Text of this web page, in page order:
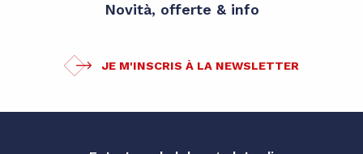
Novità, offerte & info
JE M'INSCRIS À LA NEWSLETTER